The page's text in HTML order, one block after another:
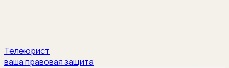
Телеюрист
ваша правовая защита